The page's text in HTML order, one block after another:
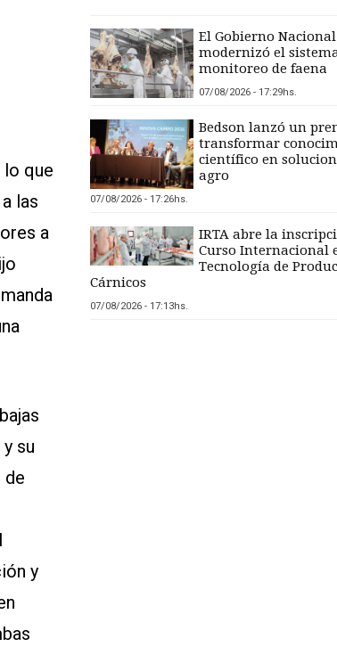
lo que
las
a
su
de
y
El Gobierno Nacional
modernizó el
monitoreo de faena
07/08/2026 - 17:29hs.
Bedson lanzó un
transformar
científico en
agro
07/08/2026 - 17:26hs.
IRTA abre la
Curso Internacional
Tecnología de
Cárnicos
07/08/2026 - 17:13hs.